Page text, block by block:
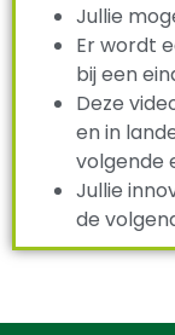
Jullie
Er wordt
bij een
Deze
en in
volgende
Jullie
de